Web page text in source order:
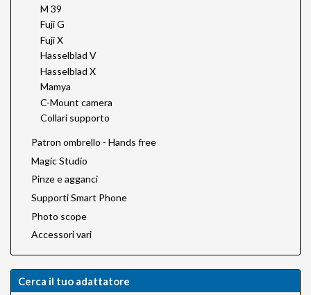
M 39
Fuji G
Fuji X
Hasselblad V
Hasselblad X
Mamya
C-Mount camera
Collari supporto
Patron ombrello - Hands free
Magic Studio
Pinze e agganci
Supporti Smart Phone
Photo scope
Accessori vari
Cerca il tuo adattatore